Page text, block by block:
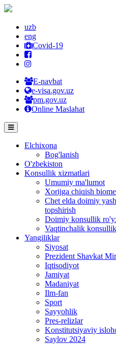
uzb
eng
Covid-19
E-navbat
e-visa.gov.uz
pm.gov.uz
Online Maslahat
Elchixona
Bog'lanish
O'zbekiston
Konsullik xizmatlari
Umumiy ma'lumot
Xorijga chiqish
Chet elda doimiy
topshirish
Doimiy konsullik
Vaqtinchalik
Yangiliklar
Siyosat
Prezident Shavkat
Iqtisodiyot
Jamiyat
Madaniyat
Ilm-fan
Sport
Sayyohlik
Pres-relizlar
Konstitutsiyaviy
Saylov 2024